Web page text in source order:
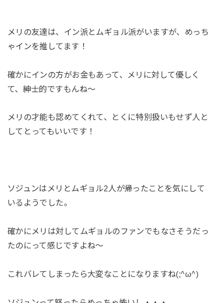
メリの友達は、イン派とムギョル派がいますが、めっち
ゃインを推してます！
確かにインの方がお金もあって、メリに対して優しく
て、紳士的ですもんね～
メリの才能も認めてくれて、とくに特別扱いもせず人と
してとってもいいです！
ソジュンはメリとムギョル2人が帰ったことを気にして
いるようでした。
確かにメリは対してムギョルのファンでもなさそうだっ
たのにって感じですよね～
これバレてしまったら大変なことになりますね(;^ω^)